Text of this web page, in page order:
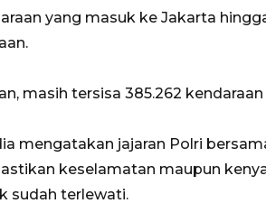
yang masuk ke Jakarta
masih tersisa 385.262
mengatakan jajaran Polri
keselamatan maupun
sudah terlewati.